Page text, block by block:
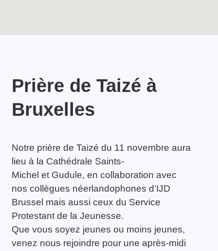
Prière de Taizé à
Bruxelles
Notre prière de Taizé du 11 novembre aura
lieu à la Cathédrale Saints-
Michel et Gudule, en collaboration avec
nos collègues néerlandophones d’IJD
Brussel mais aussi ceux du Service
Protestant de la Jeunesse.
Que vous soyez jeunes ou moins jeunes,
venez nous rejoindre pour une après-midi